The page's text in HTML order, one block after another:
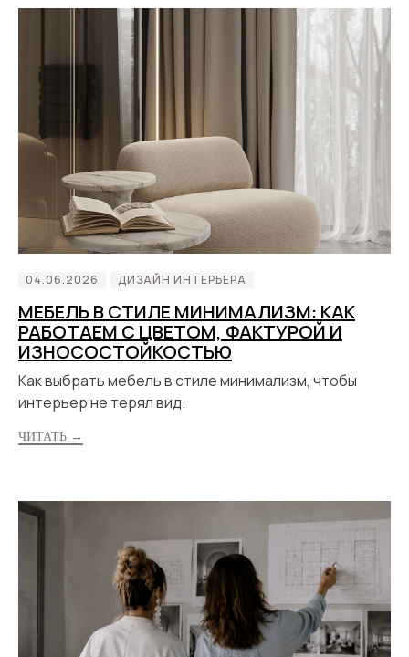
04.06.2026 ДИЗАЙН ИНТЕРЬЕРА
МЕБЕЛЬ В СТИЛЕ МИНИМАЛИЗМ: КАК
РАБОТАЕМ С ЦВЕТОМ, ФАКТУРОЙ И
ИЗНОСОСТОЙКОСТЬЮ
Как выбрать мебель в стиле минимализм, чтобы
интерьер не терял вид.
ЧИТАТЬ →